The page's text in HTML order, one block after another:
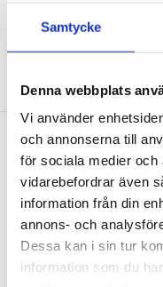
Samtycke
Denna webbplats
Vi använder
och annonserna till
för sociala medier
vidarebefordrar även
information från din
annons- och
Dessa kan i sin tur
information som du